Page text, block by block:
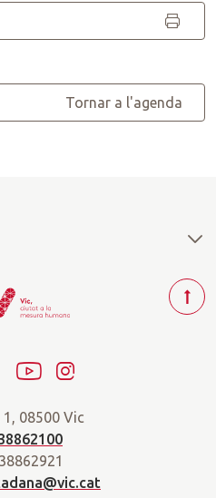
Tornar a l'agenda
Y
u
t
u
s
a
1, 08500 Vic
T